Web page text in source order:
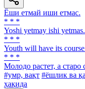
Ёши етмай иши етмас.
* * *
Yoshi yetmay ishi yetmas.
* * *
Youth will have its
* * *
Молодо растет, а старо
#умр, вақт #ёшлик ва
ҳақида